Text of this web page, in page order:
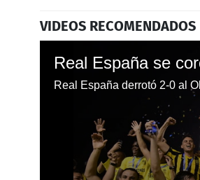
VIDEOS RECOMENDADOS